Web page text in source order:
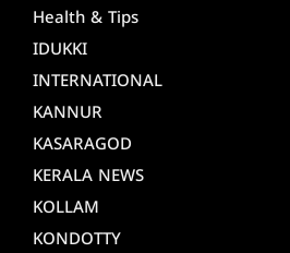
Health & Tips
IDUKKI
INTERNATIONAL
KANNUR
KASARAGOD
KERALA NEWS
KOLLAM
KONDOTTY